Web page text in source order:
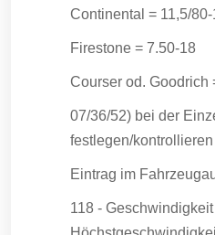
Continental = 11,5/
Firestone = 7.50-18
Courser od. Goodrich
07/36/52) bei der
festlegen/kontrollieren
Eintrag im
118 -